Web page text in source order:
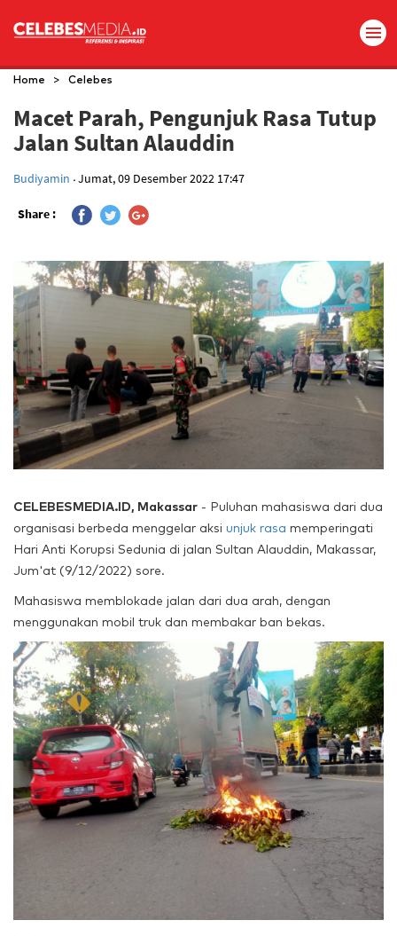
Home > Celebes
Macet Parah, Pengunjuk Rasa Tutup
Jalan Sultan Alauddin
Budiyamin .Jumat, 09 Desember 2022 17:47
Share :
CELEBESMEDIA.ID, Makassar - Puluhan mahasiswa dari dua
organisasi berbeda menggelar aksi unjuk rasa memperingati
Hari Anti Korupsi Sedunia di jalan Sultan Alauddin, Makassar,
Jum'at (9/12/2022) sore.
Mahasiswa memblokade jalan dari dua arah, dengan
menggunakan mobil truk dan membakar ban bekas.